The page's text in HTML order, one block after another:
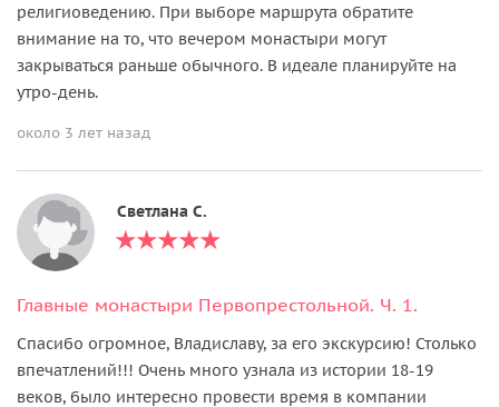
религиоведению. При выборе маршрута обратите
внимание на то, что вечером монастыри могут
закрываться раньше обычного. В идеале планируйте на
утро-день.
около 3 лет назад
Светлана С.
Главные монастыри Первопрестольной. Ч. 1.
Спасибо огромное, Владиславу, за его экскурсию! Столько
впечатлений!!! Очень много узнала из истории 18-19
веков, было интересно провести время в компании